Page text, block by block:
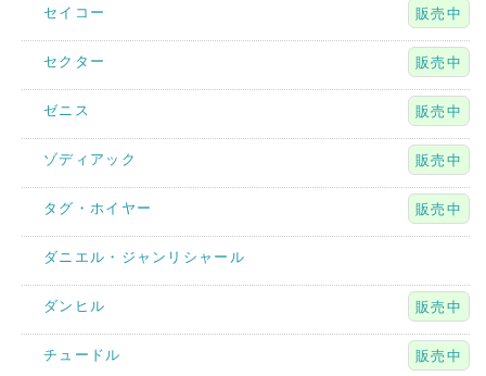
セイコー 販売中
セクター 販売中
ゼニス 販売中
ゾディアック 販売中
タグ・ホイヤー 販売中
ダニエル・ジャンリシャール
ダンヒル 販売中
チュードル 販売中